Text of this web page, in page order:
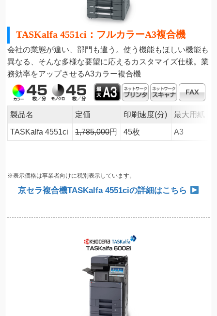
TASKalfa 4551ci：フルカラーA3複合機
会社の業態が違い、部門も違う。使う機能もほしい機能も
異なる、そんな多様な要望に応えるカスタマイズ仕様。業
務効率をアップさせるA3カラー複合機
製品名 定価 印刷速度(分) 最大用紙
TASKalfa 4551ci 1,785,000円 45枚 A3
※表示価格は事業者向けに税別表示しています。
京セラ複合機TASKalfa 4551ciの詳細はこちら